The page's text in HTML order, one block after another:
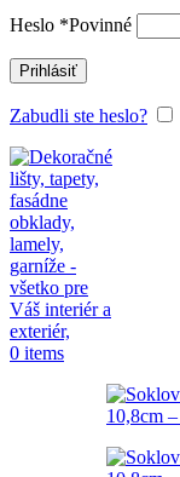
Heslo *Povinné
Prihlásiť
Zabudli ste heslo?
0 items